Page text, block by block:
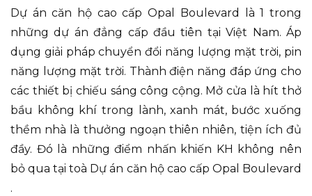
Dự án căn hộ cao cấp Opal Boulevard là 1 trong
những dự án đẳng cấp đầu tiên tại Việt Nam. Áp
dụng giải pháp chuyển đổi năng lượng mặt trời, pin
năng lượng mặt trời. Thành điện năng đáp ứng cho
các thiết bị chiếu sáng công cộng. Mở cửa là hít thở
bầu không khí trong lành, xanh mát, bước xuống
thềm nhà là thưởng ngoạn thiên nhiên, tiện ích đủ
đầy. Đó là những điểm nhấn khiến KH không nên
bỏ qua tại toà Dự án căn hộ cao cấp Opal Boulevard
.